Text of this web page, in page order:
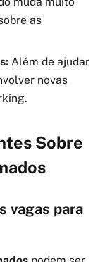
as
Além de ajudar
novas
Sobre
vagas para